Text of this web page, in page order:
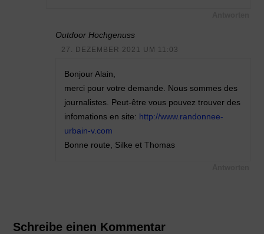
Outdoor Hochgenuss
27. DEZEMBER 2021 UM 11:03
Bonjour Alain,
merci pour votre demande. Nous sommes des
journalistes. Peut-être vous pouvez trouver des
infomations en site: http://www.randonnee-
urbain-v.com
Bonne route, Silke et Thomas
Schreibe einen Kommentar